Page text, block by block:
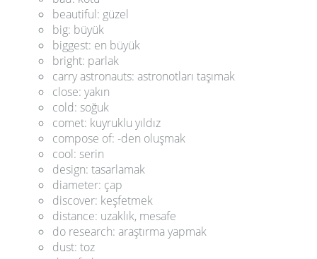
beautiful: güzel
big: büyük
biggest: en büyük
bright: parlak
carry astronauts: astronotları taşımak
close: yakın
cold: soğuk
comet: kuyruklu yıldız
compose of: -den oluşmak
cool: serin
design: tasarlamak
diameter: çap
discover: keşfetmek
distance: uzaklık, mesafe
do research: araştırma yapmak
dust: toz